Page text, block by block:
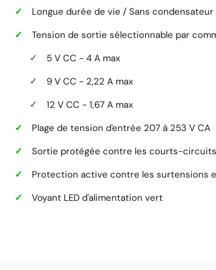
Longue durée de vie / Sans
Tension de sortie sélectionnable par
5 V CC - 4 A max
9 V CC - 2,22 A max
12 V CC - 1,67 A max
Plage de tension d'entrée 207 à 253 V CA
Sortie protégée contre les courts-circuits
Protection active contre les surtensions
Voyant LED d'alimentation vert